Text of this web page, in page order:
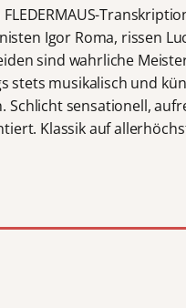
Igor Roma, rissen
sind wahrliche
stets musikalisch und
Schlicht sensationell,
Klassik auf